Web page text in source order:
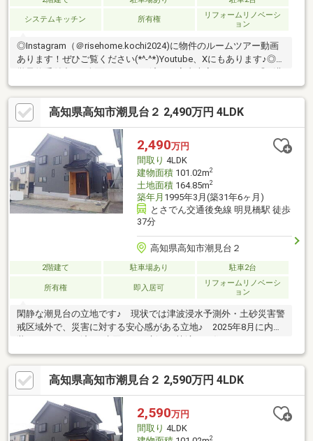
システムキッチン 所有権
リフォームリノベーシ
ョン
◎Instagram（＠risehome.kochi2024)に物件のルームツアー動画
あります！ぜひご覧ください(*^-^*)Youtube、Xにもあります♪◎見
水・津波浸水想定区域、土砂災害警戒区域エリア外で安心■LDK横
6帖和室は、来客時やくつろぎ時間に便利■2階は6帖の個室3部
屋。プライベート空間をしっかり確保■南向きの広々した庭で、
BBQや趣味を楽しむことも可能♪【周辺環境】・高知市立潮見台小
学校 徒歩13分（964ｍ）・高知市立介良中学校 徒歩39分
（3041ｍ）
高知県高知市潮見台２ 2,490万円 4LDK
2,490万円
間取り 4LDK
建物面積101.02m2
土地面積164.85m2
築年月 1995年3月(築31年6ヶ月)
とさでん交通後免線 明見橋駅 徒歩
37分
高知県高知市潮見台２
2階建て 駐車場あり 駐車2台
所有権 即入居可
リフォームリノベーシ
ョン
閑静な潮見台の立地です♪ 現状では津波浸水予測外・土砂災害警
戒区域外で、災害に対する安心感がある立地♪ 2025年8月に内外
す♪ 2階にもトイレがあるのはうれしいところ♪ 2台駐車可能で
す♪
高知県高知市潮見台２ 2,590万円 4LDK
2,590万円
間取り 4LDK
2